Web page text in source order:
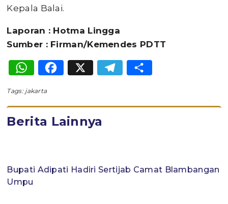
Kepala Balai.
Laporan : Hotma Lingga
Sumber : Firman/Kemendes PDTT
WhatsApp
Facebook
X Telegram
Tags: jakarta
Berita Lainnya
Bupati Adipati Hadiri Sertijab Camat Blambangan
Umpu